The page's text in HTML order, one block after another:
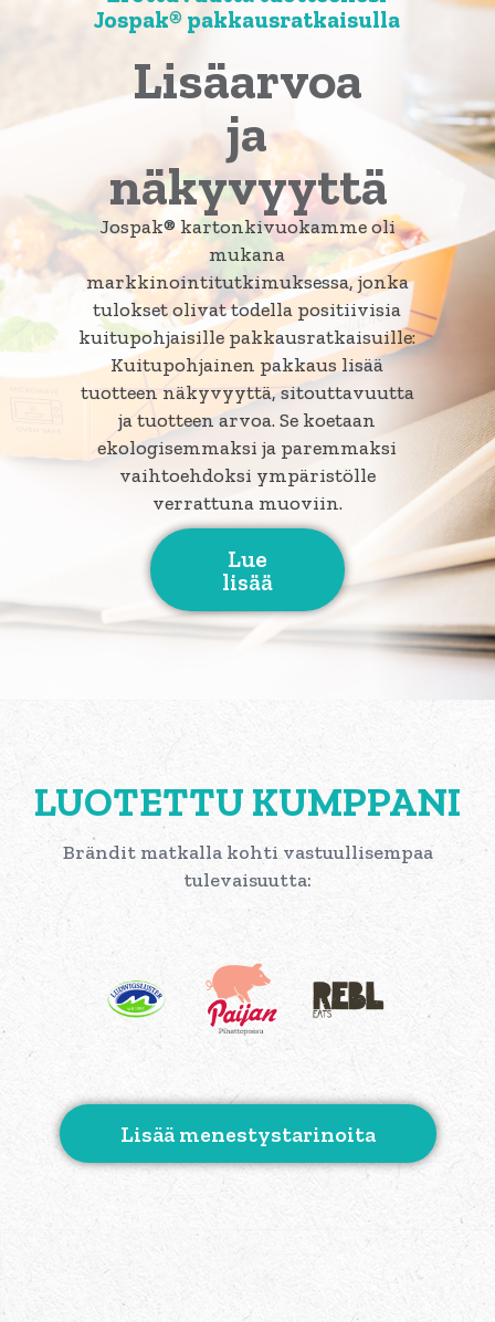
Jospak® pakkausratkaisulla
Lisäarvoa
ja
näkyvyyttä
Jospak® kartonkivuokamme oli
mukana
markkinointitutkimuksessa, jonka
tulokset olivat todella positiivisia
kuitupohjaisille pakkausratkaisuille:
Kuitupohjainen pakkaus lisää
tuotteen näkyvyyttä, sitouttavuutta
ja tuotteen arvoa. Se koetaan
ekologisemmaksi ja paremmaksi
vaihtoehdoksi ympäristölle
verrattuna muoviin.
Lue
lisää
LUOTETTU KUMPPANI
Brändit matkalla kohti vastuullisempaa
tulevaisuutta:
Lisää menestystarinoita